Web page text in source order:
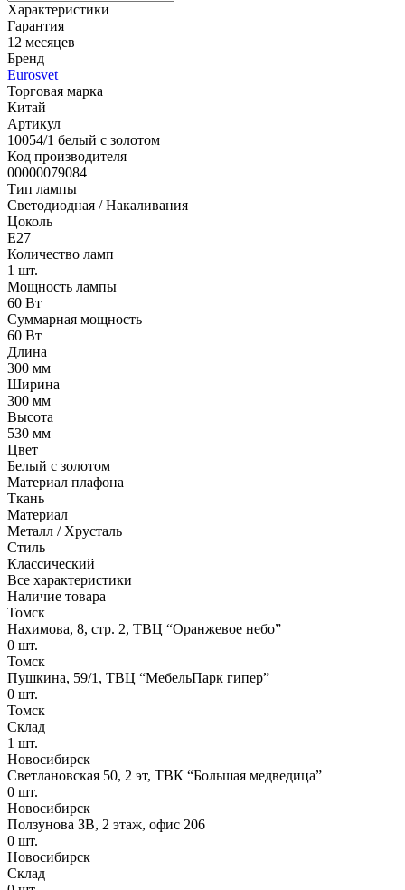
Характеристики
Гарантия
12 месяцев
Бренд
Eurosvet
Торговая марка
Китай
Артикул
10054/1 белый с золотом
Код производителя
00000079084
Тип лампы
Светодиодная / Накаливания
Цоколь
E27
Количество ламп
1 шт.
Мощность лампы
60 Вт
Суммарная мощность
60 Вт
Длина
300 мм
Ширина
300 мм
Высота
530 мм
Цвет
Белый с золотом
Материал плафона
Ткань
Материал
Металл / Хрусталь
Стиль
Классический
Все характеристики
Наличие товара
Томск
Нахимова, 8, стр. 2​, ТВЦ “Оранжевое небо​”
0 шт.
Томск
Пушкина, 59/1, ТВЦ “МебельПарк гипер”
0 шт.
Томск
Склад
1 шт.
Новосибирск
Светлановская 50, 2 эт, ТВК “Большая медведица”
0 шт.
Новосибирск
Ползунова ЗВ, 2 этаж, офис 206
0 шт.
Новосибирск
Склад